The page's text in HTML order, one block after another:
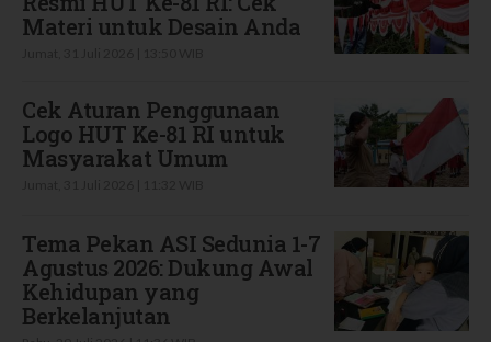
Materi untuk Desain Anda
Cek Aturan Penggunaan
Logo HUT Ke-81 RI untuk
Masyarakat Umum
Tema Pekan ASI Sedunia 1-7
Agustus 2026: Dukung Awal
Kehidupan yang
Berkelanjutan